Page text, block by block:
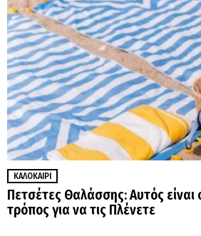
ΚΑΛΟΚΑΊΡΙ
Πετσέτες Θαλάσσης: Αυτός είναι
τρόπος για να τις Πλένετε